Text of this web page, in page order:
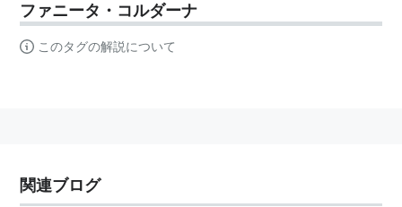
ファニータ・コルダーナ
このタグの解説について
関連ブログ